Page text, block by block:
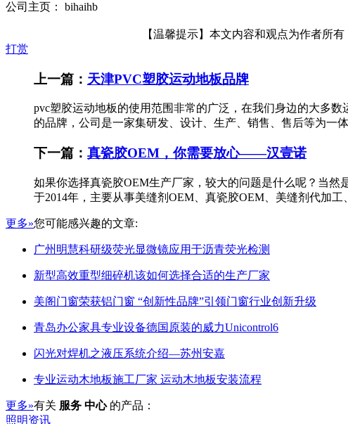
公司主页： bihaihb
【温馨提示】本文内容和观点为作者所
打赏
上一篇： 天津PVC塑胶运动地板品牌
pvc塑胶运动地板的使用范围非常的广泛，在我们身边的大多
的品牌，公司是一家集研发、设计、生产、销售、售后等为一
下一篇： 真瓷胶OEM，你需要放心——汉壹诺
如果你选择真瓷胶OEM生产厂家，较大的问题是什么呢？当
于2014年，主要从事美缝剂OEM、真瓷胶OEM、美缝剂代加
更多»您可能感兴趣的文章:
广州明慧科研级荧光显微镜应用于沥青荧光检测
新型高效重型细碎机该如何选择合适的生产厂家
美阁门窗荣获铝门窗 “创新性品牌”引领门窗行业创新升级
青岛办公家具专业设备德国原装的威力Unicontrol6
闪光对焊机之液压系统介绍—苏州安嘉
专业运动木地板施工厂家 运动木地板安装流程
更多»有关 服务 中心 的产品：
照明资讯